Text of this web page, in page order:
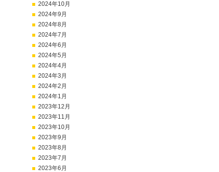
2024年10月
2024年9月
2024年8月
2024年7月
2024年6月
2024年5月
2024年4月
2024年3月
2024年2月
2024年1月
2023年12月
2023年11月
2023年10月
2023年9月
2023年8月
2023年7月
2023年6月